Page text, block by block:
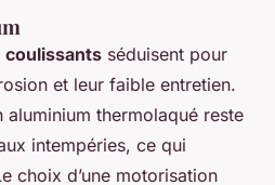
coulissants séduisent pour
et leur faible entretien.
thermolaqué reste
intempéries, ce qui
choix d’une motorisation